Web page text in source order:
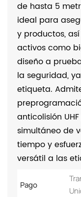
de hasta 5
ideal para
y productos,
activos como
diseño a
la seguridad,
etiqueta.
anticolisión
simultáneo de
tiempo y
versátil a las
Pago